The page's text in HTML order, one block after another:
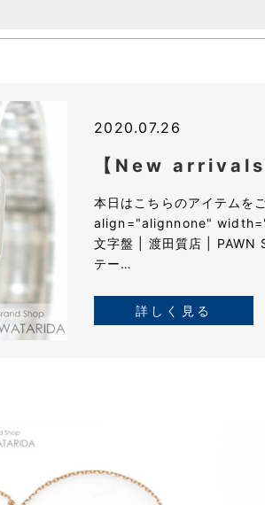
2020.07.26
【New arrivals
本日はこちらのアイテ
align="alignnone"
文字盤 | 渡田質店 | PAWN
テー…
詳しく見る